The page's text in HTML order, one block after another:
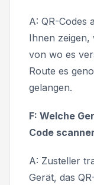
A: QR-Codes
Ihnen zeigen,
von wo es
Route es
gelangen.
F: Welche
Code
A: Zusteller
Gerät, das